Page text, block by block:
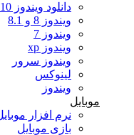
دانلود ویندوز 10
ویندوز 8 و 8.1
ویندوز 7
ویندوز xp
ویندوز سرور
لینوکس
ویندوز
موبایل
نرم افزار
بازی موبایل